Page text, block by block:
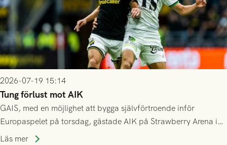
2026-07-19 15:14
Tung förlust mot AIK
GAIS, med en möjlighet att bygga självförtroende inför
Europaspelet på torsdag, gästade AIK på Strawberry Arena i
Stockholm . Men trots konstant hotande i första halvlek av
Läs mer